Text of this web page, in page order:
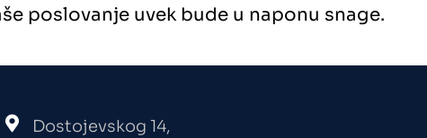
poslovanje uvek bude u naponu snage.
Dostojevskog 14,